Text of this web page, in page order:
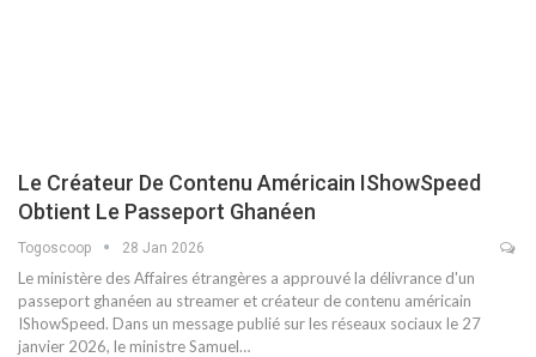
Le Créateur De Contenu Américain IShowSpeed
Obtient Le Passeport Ghanéen
Togoscoop 28 Jan 2026
Le ministère des Affaires étrangères a approuvé la délivrance d'un
passeport ghanéen au streamer et créateur de contenu américain
IShowSpeed. Dans un message publié sur les réseaux sociaux le 27
janvier 2026, le ministre Samuel…